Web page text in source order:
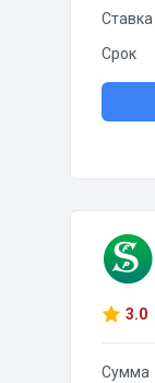
Ставка
Срок
3.0
Сумма